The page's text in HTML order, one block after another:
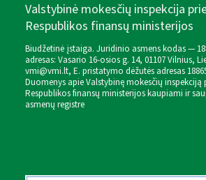
Valstybinė mokesčių inspekcija
Respublikos finansų ministerijos
Biudžetinė įstaiga. Juridinio asmens kodas —
adresas: Vasario 16-osios g. 14, 01107 Vilnius,
vmi@vmi.lt, E. pristatymo dėžutės adresas
Duomenys apie Valstybinę mokesčių inspekciją
Respublikos finansų ministerijos kaupiami ir
asmenų registre